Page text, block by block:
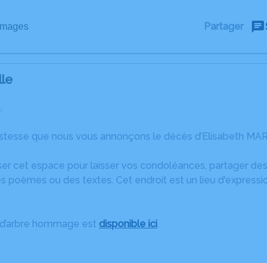
Partager
que nous vous annonçons le décès d’Elisabeth
cet espace pour laisser vos condoléances, partager
poèmes ou des textes. Cet endroit est un lieu
hommage est disponible ici.